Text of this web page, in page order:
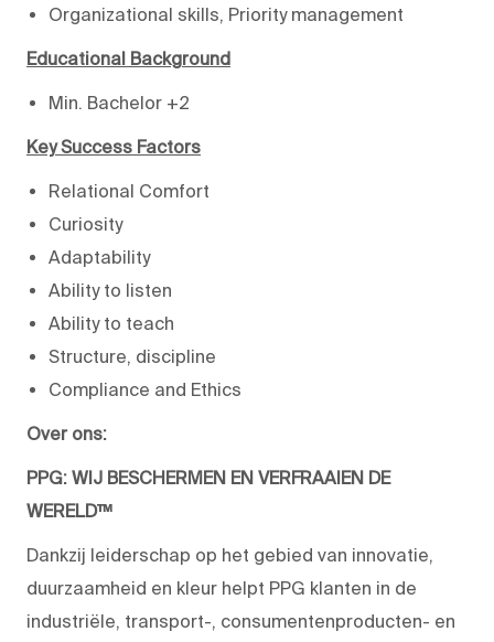
Organizational skills, Priority management
Educational Background
Min. Bachelor +2
Key Success Factors
Relational Comfort
Curiosity
Adaptability
Ability to listen
Ability to teach
Structure, discipline
Compliance and Ethics
Over ons:
PPG: WIJ BESCHERMEN EN VERFRAAIEN DE
WERELD™
Dankzij leiderschap op het gebied van innovatie,
duurzaamheid en kleur helpt PPG klanten in de
industriële, transport-, consumentenproducten- en